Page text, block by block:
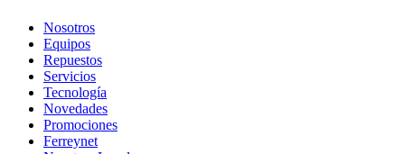
Nosotros
Equipos
Repuestos
Servicios
Tecnología
Novedades
Promociones
Ferreynet